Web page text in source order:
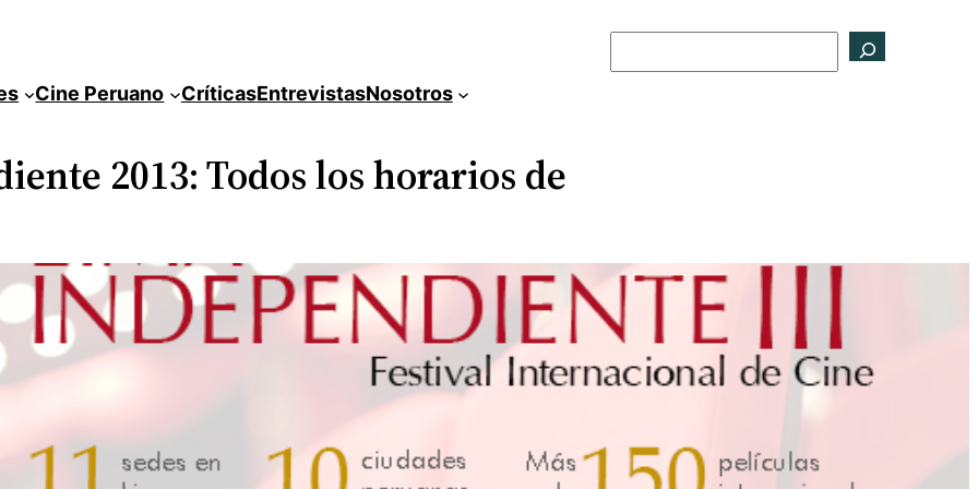
Cine Peruano CríticasEntrevistasNosotros
2013: Todos los horarios de